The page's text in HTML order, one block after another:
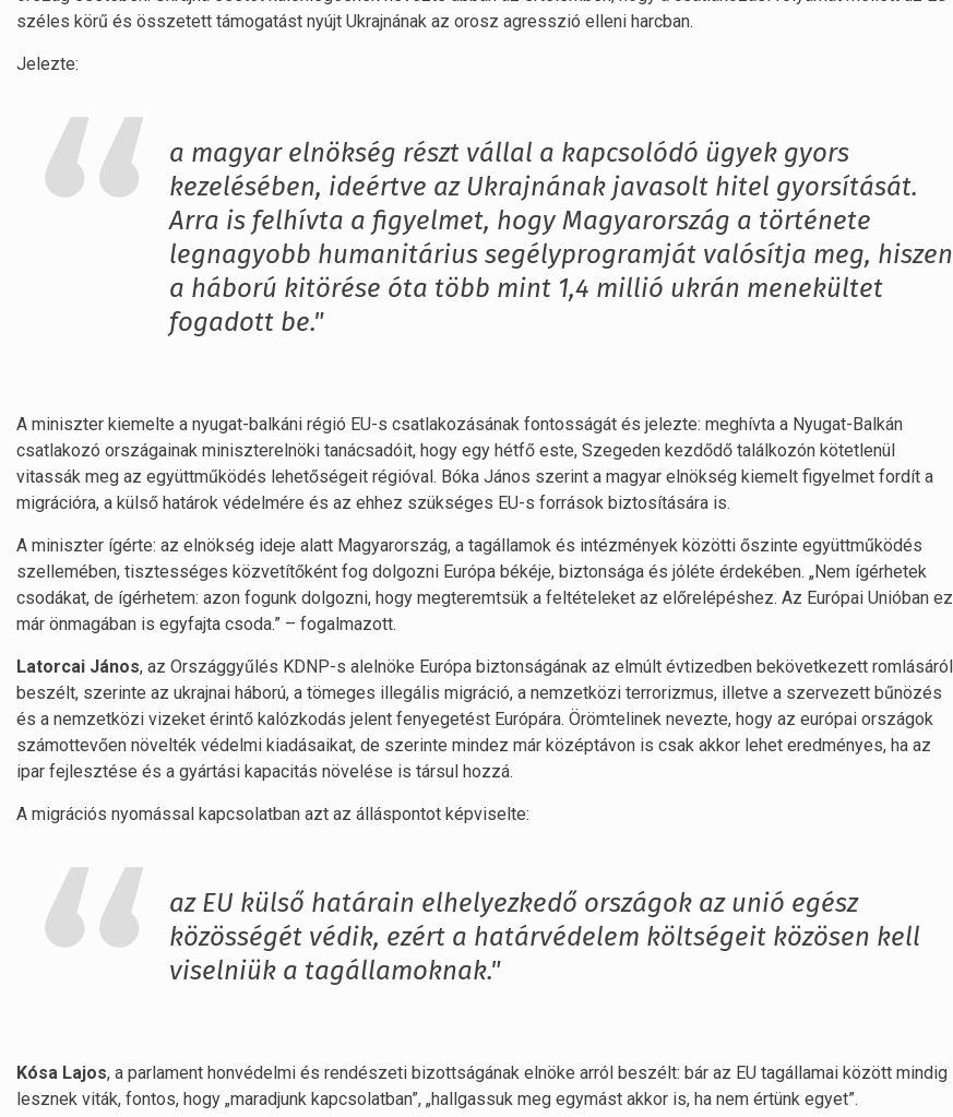
széles körű és összetett támogatást nyújt Ukrajnának az orosz agresszió elleni harcban.
Jelezte:
a magyar elnökség részt vállal a kapcsolódó ügyek gyors
kezelésében, ideértve az Ukrajnának javasolt hitel gyorsítását.
Arra is felhívta a figyelmet, hogy Magyarország a története
legnagyobb humanitárius segélyprogramját valósítja meg, hiszen
a háború kitörése óta több mint 1,4 millió ukrán menekültet
fogadott be."
A miniszter kiemelte a nyugat-balkáni régió EU-s csatlakozásának fontosságát és jelezte: meghívta a Nyugat-Balkán
csatlakozó országainak miniszterelnöki tanácsadóit, hogy egy hétfő este, Szegeden kezdődő találkozón kötetlenül
vitassák meg az együttműködés lehetőségeit régióval. Bóka János szerint a magyar elnökség kiemelt figyelmet fordít a
migrációra, a külső határok védelmére és az ehhez szükséges EU-s források biztosítására is.
A miniszter ígérte: az elnökség ideje alatt Magyarország, a tagállamok és intézmények közötti őszinte együttműködés
szellemében, tisztességes közvetítőként fog dolgozni Európa békéje, biztonsága és jóléte érdekében. „Nem ígérhetek
csodákat, de ígérhetem: azon fogunk dolgozni, hogy megteremtsük a feltételeket az előrelépéshez. Az Európai Unióban ez
már önmagában is egyfajta csoda.” – fogalmazott.
Latorcai János, az Országgyűlés KDNP-s alelnöke Európa biztonságának az elmúlt évtizedben bekövetkezett romlásáról
beszélt, szerinte az ukrajnai háború, a tömeges illegális migráció, a nemzetközi terrorizmus, illetve a szervezett bűnözés
és a nemzetközi vizeket érintő kalózkodás jelent fenyegetést Európára. Örömtelinek nevezte, hogy az európai országok
számottevően növelték védelmi kiadásaikat, de szerinte mindez már középtávon is csak akkor lehet eredményes, ha az
ipar fejlesztése és a gyártási kapacitás növelése is társul hozzá.
A migrációs nyomással kapcsolatban azt az álláspontot képviselte:
az EU külső határain elhelyezkedő országok az unió egész
közösségét védik, ezért a határvédelem költségeit közösen kell
viselniük a tagállamoknak."
Kósa Lajos, a parlament honvédelmi és rendészeti bizottságának elnöke arról beszélt: bár az EU tagállamai között mindig
lesznek viták, fontos, hogy „maradjunk kapcsolatban”, „hallgassuk meg egymást akkor is, ha nem értünk egyet”.